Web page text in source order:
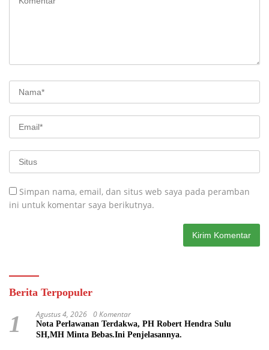
Simpan nama, email, dan situs web saya pada peramban
ini untuk komentar saya berikutnya.
Berita Terpopuler
1 Agustus 4, 2026 0 Komentar
Nota Perlawanan Terdakwa, PH Robert Hendra Sulu
SH,MH Minta Bebas.Ini Penjelasannya.